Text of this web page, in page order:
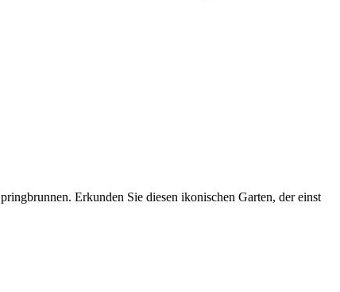
Erkunden Sie diesen ikonischen Garten, der einst